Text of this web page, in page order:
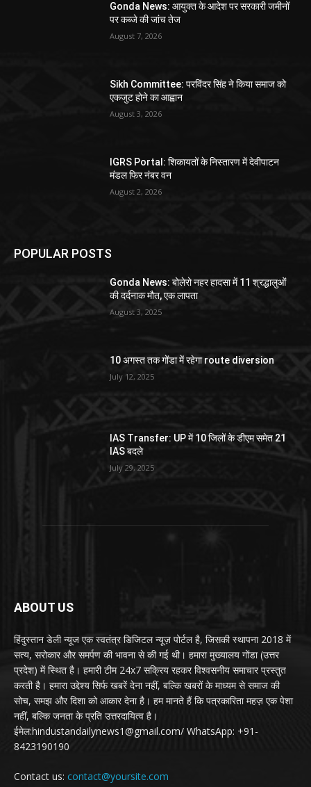
Gonda News: आयुक्त के आदेश पर सरकारी जमीनों
पर कब्जे की जांच तेज
August 7, 2026
Sikh Committee: परविंदर सिंह ने किया समाज को
एकजुट होने का आह्वान
August 3, 2026
IGRS Portal: शिकायतों के निस्तारण में देवीपाटन
मंडल फिर नंबर वन
August 2, 2026
POPULAR POSTS
Gonda News: बोलेरो नहर हादसा में 11 श्रद्धालुओं
की दर्दनाक मौत, एक लापता
August 3, 2025
10 अगस्त तक गोंडा में रहेगा route diversion
July 12, 2025
IAS Transfer: UP में 10 जिलों के डीएम समेत 21
IAS बदले
July 29, 2025
ABOUT US
हिंदुस्तान डेली न्यूज एक स्वतंत्र डिजिटल न्यूज़ पोर्टल है, जिसकी स्थापना 2018 में
सत्य, सरोकार और समर्पण की भावना से की गई थी। हमारा मुख्यालय गोंडा (उत्तर
प्रदेश) में स्थित है। हमारी टीम 24x7 सक्रिय रहकर विश्वसनीय समाचार प्रस्तुत
करती है। हमारा उद्देश्य सिर्फ खबरें देना नहीं, बल्कि खबरों के माध्यम से समाज की
सोच, समझ और दिशा को आकार देना है। हम मानते हैं कि पत्रकारिता महज़ एक पेशा
नहीं, बल्कि जनता के प्रति उत्तरदायित्व है।
ईमेल:hindustandailynews1@gmail.com/ WhatsApp: +91-
8423190190
Contact us: contact@yoursite.com